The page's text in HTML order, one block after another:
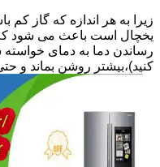
زیرا به هر اندازه که گاز
یخچال است باعث می شود
رساندن دما به دمای
کنید)،بیشتر روشن بماند و